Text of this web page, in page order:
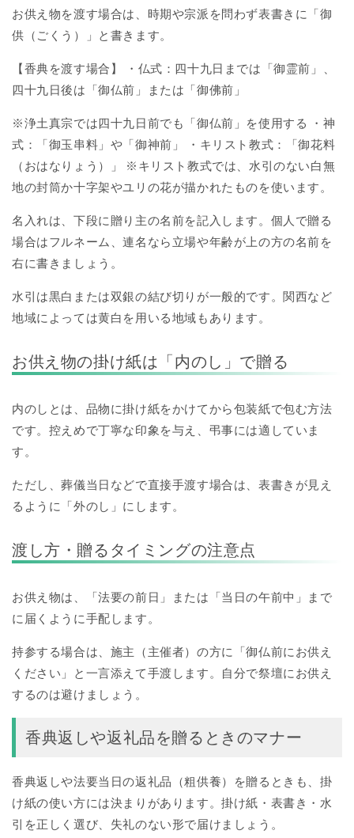
お供え物を渡す場合は、時期や宗派を問わず表書きに「御
供（ごくう）」と書きます。
【香典を渡す場合】 ・仏式：四十九日までは「御霊前」、
四十九日後は「御仏前」または「御佛前」
※浄土真宗では四十九日前でも「御仏前」を使用する ・神
式：「御玉串料」や「御神前」 ・キリスト教式：「御花料
（おはなりょう）」 ※キリスト教式では、水引のない白無
地の封筒か十字架やユリの花が描かれたものを使います。
名入れは、下段に贈り主の名前を記入します。個人で贈る
場合はフルネーム、連名なら立場や年齢が上の方の名前を
右に書きましょう。
水引は黒白または双銀の結び切りが一般的です。関西など
地域によっては黄白を用いる地域もあります。
お供え物の掛け紙は「内のし」で贈る
内のしとは、品物に掛け紙をかけてから包装紙で包む方法
です。控えめで丁寧な印象を与え、弔事には適していま
す。
ただし、葬儀当日などで直接手渡す場合は、表書きが見え
るように「外のし」にします。
渡し方・贈るタイミングの注意点
お供え物は、「法要の前日」または「当日の午前中」まで
に届くように手配します。
持参する場合は、施主（主催者）の方に「御仏前にお供え
ください」と一言添えて手渡します。自分で祭壇にお供え
するのは避けましょう。
香典返しや返礼品を贈るときのマナー
香典返しや法要当日の返礼品（粗供養）を贈るときも、掛
け紙の使い方には決まりがあります。掛け紙・表書き・水
引を正しく選び、失礼のない形で届けましょう。